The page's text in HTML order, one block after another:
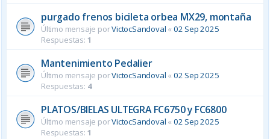
purgado frenos bicileta orbea MX29, montaña
Último mensaje porVictocSandoval « 02 Sep 2025
Respuestas: 1
Mantenimiento Pedalier
Último mensaje porVictocSandoval « 02 Sep 2025
Respuestas: 4
PLATOS/BIELAS ULTEGRA FC6750 y FC6800
Último mensaje porVictocSandoval « 02 Sep 2025
Respuestas: 1